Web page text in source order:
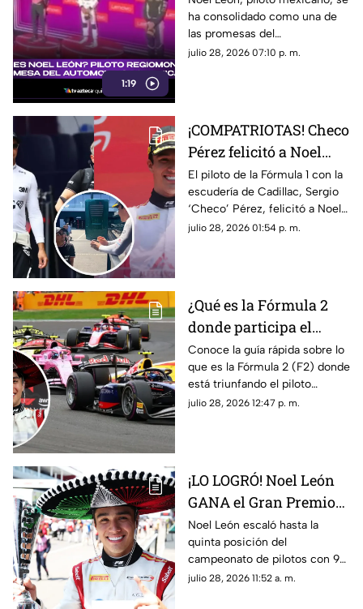
1:19
automovilismo
mexicano con Campos
Racing
ha consolidado como una de
las promesas del
automovilismo nacional al
julio 28, 2026 07:10 p. m.
¡COMPATRIOTAS! Checo
Pérez felicitó a Noel
León por su victoria en
el GP de Hungría; esto
fue lo que dijo el de
Cadillac
El piloto de la Fórmula 1 con la
escudería de Cadillac, Sergio
‘Checo’ Pérez, felicitó a Noel
León luego de su triunfo en el
julio 28, 2026 01:54 p. m.
¿Qué es la Fórmula 2
donde participa el
mexicano Noel León?
Lo que debes saber
Conoce la guía rápida sobre lo
que es la Fórmula 2 (F2) donde
está triunfando el piloto
mexicano de 21 años, Noel
julio 28, 2026 12:47 p. m.
¡LO LOGRÓ! Noel León
GANA el Gran Premio
de Hungría en la F2
Noel León escaló hasta la
quinta posición del
campeonato de pilotos con 94
unidades, impulsando también
julio 28, 2026 11:52 a. m.